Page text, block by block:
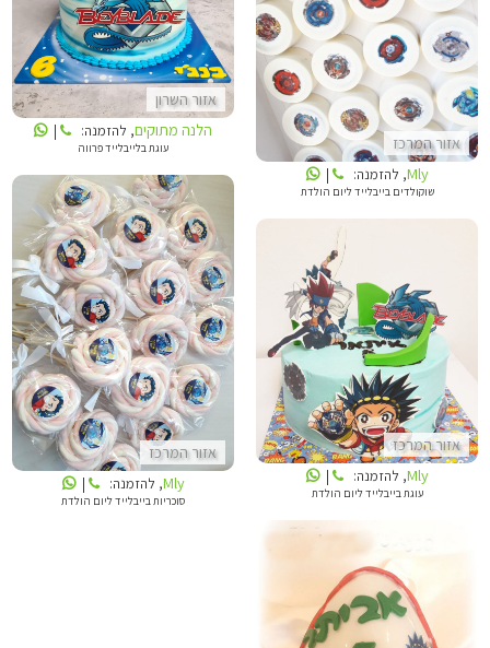
אזור השרון
הלנה מתוקים, להזמנה: |
עוגת בלייבלייד פרווה אזור המרכז
MLY
Mly, להזמנה: |
שוקולדים בייבלייד ליום הולדת
אזור המרכז
MLY
Mly, להזמנה: |
סוכריות בייבלייד ליום הולדת
אזור המרכז
MLY
Mly, להזמנה: |
עוגת בייבלייד ליום הולדת